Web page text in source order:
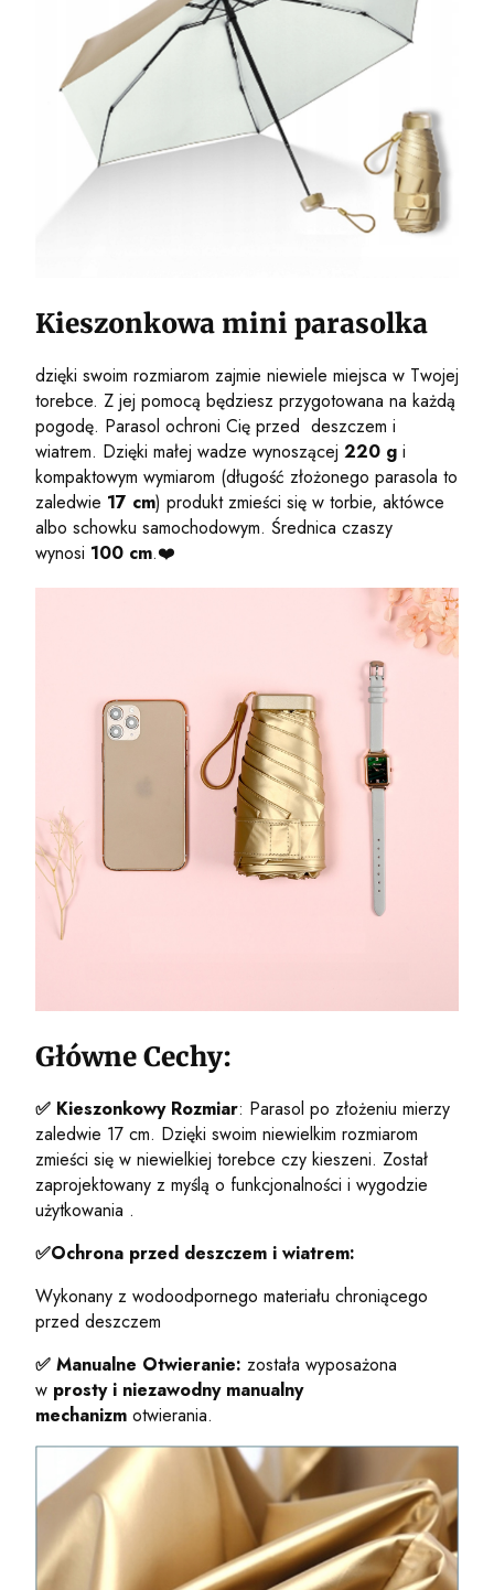
Kieszonkowa mini parasolka
dzięki swoim rozmiarom zajmie niewiele miejsca w Twojej
torebce. Z jej pomocą będziesz przygotowana na każdą
pogodę. Parasol ochroni Cię przed deszczem i
wiatrem. Dzięki małej wadze wynoszącej 220 g i
kompaktowym wymiarom (długość złożonego parasola to
zaledwie 17 cm) produkt zmieści się w torbie, aktówce
albo schowku samochodowym. Średnica czaszy
wynosi 100 cm.❤️
Główne Cechy:
✅ Kieszonkowy Rozmiar: Parasol po złożeniu mierzy
zaledwie 17 cm. Dzięki swoim niewielkim rozmiarom
zmieści się w niewielkiej torebce czy kieszeni. Został
zaprojektowany z myślą o funkcjonalności i wygodzie
użytkowania .
✅Ochrona przed deszczem i wiatrem:
Wykonany z wodoodpornego materiału chroniącego
przed deszczem
✅ Manualne Otwieranie: została wyposażona
w prosty i niezawodny manualny
mechanizm otwierania.